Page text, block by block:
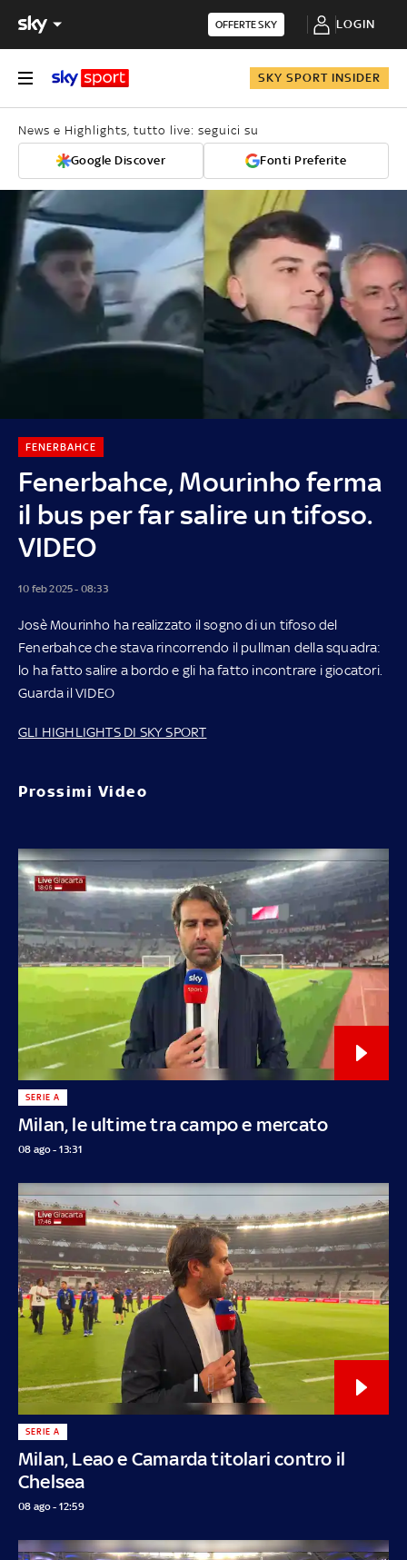
OFFERTE SKY LOGIN
SKY SPORT INSIDER
News e Highlights, tutto live: seguici su
Google Discover Fonti Preferite
Fenerbahce, Mourinho ferma
il bus per far salire un tifoso.
VIDEO
FENERBAHCE
10 feb 2025 - 08:33
Josè Mourinho ha realizzato il sogno di un tifoso del
Fenerbahce che stava rincorrendo il pullman della squadra:
lo ha fatto salire a bordo e gli ha fatto incontrare i giocatori.
Guarda il VIDEO
GLI HIGHLIGHTS DI SKY SPORT
Prossimi Video
Milan, le ultime tra campo e mercato
SERIE A
08 ago - 13:31
Milan, Leao e Camarda titolari contro il
Chelsea
SERIE A
08 ago - 12:59